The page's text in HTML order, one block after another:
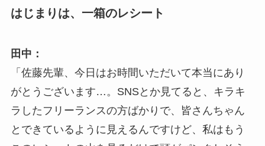
はじまりは、一箱のレシート
田中：
「佐藤先輩、今日はお時間いただいて本当にあり
がとうございます…。SNSとか見てると、キラキ
ラしたフリーランスの方ばかりで、皆さんちゃん
とできているように見えるんですけど、私はもう